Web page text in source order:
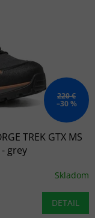
220 €
–30 %
TREK GTX MS
grey
Skladom
DETAIL